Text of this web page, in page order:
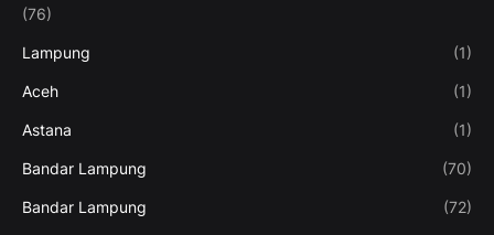
(76)
Lampung (1)
Aceh (1)
Astana (1)
Bandar Lampung (70)
Bandar Lampung (72)